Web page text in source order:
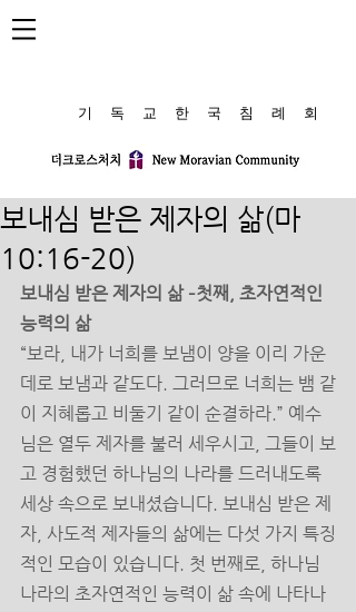
​기 독 교 한 국 침 례 회
보내심 받은 제자의 삶(마
10:16-20)
보내심 받은 제자의 삶 –첫째, 초자연적인
능력의 삶
“보라, 내가 너희를 보냄이 양을 이리 가운
데로 보냄과 같도다. 그러므로 너희는 뱀 같
이 지혜롭고 비둘기 같이 순결하라.” 예수
님은 열두 제자를 불러 세우시고, 그들이 보
고 경험했던 하나님의 나라를 드러내도록
세상 속으로 보내셨습니다. 보내심 받은 제
자, 사도적 제자들의 삶에는 다섯 가지 특징
적인 모습이 있습니다. 첫 번째로, 하나님
나라의 초자연적인 능력이 삶 속에 나타나